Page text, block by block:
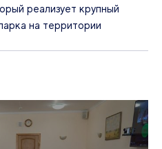
реализует крупный
на территории